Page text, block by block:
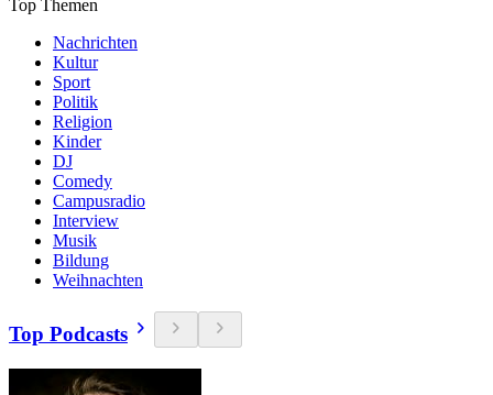
Top Themen
Nachrichten
Kultur
Sport
Politik
Religion
Kinder
DJ
Comedy
Campusradio
Interview
Musik
Bildung
Weihnachten
Top Podcasts